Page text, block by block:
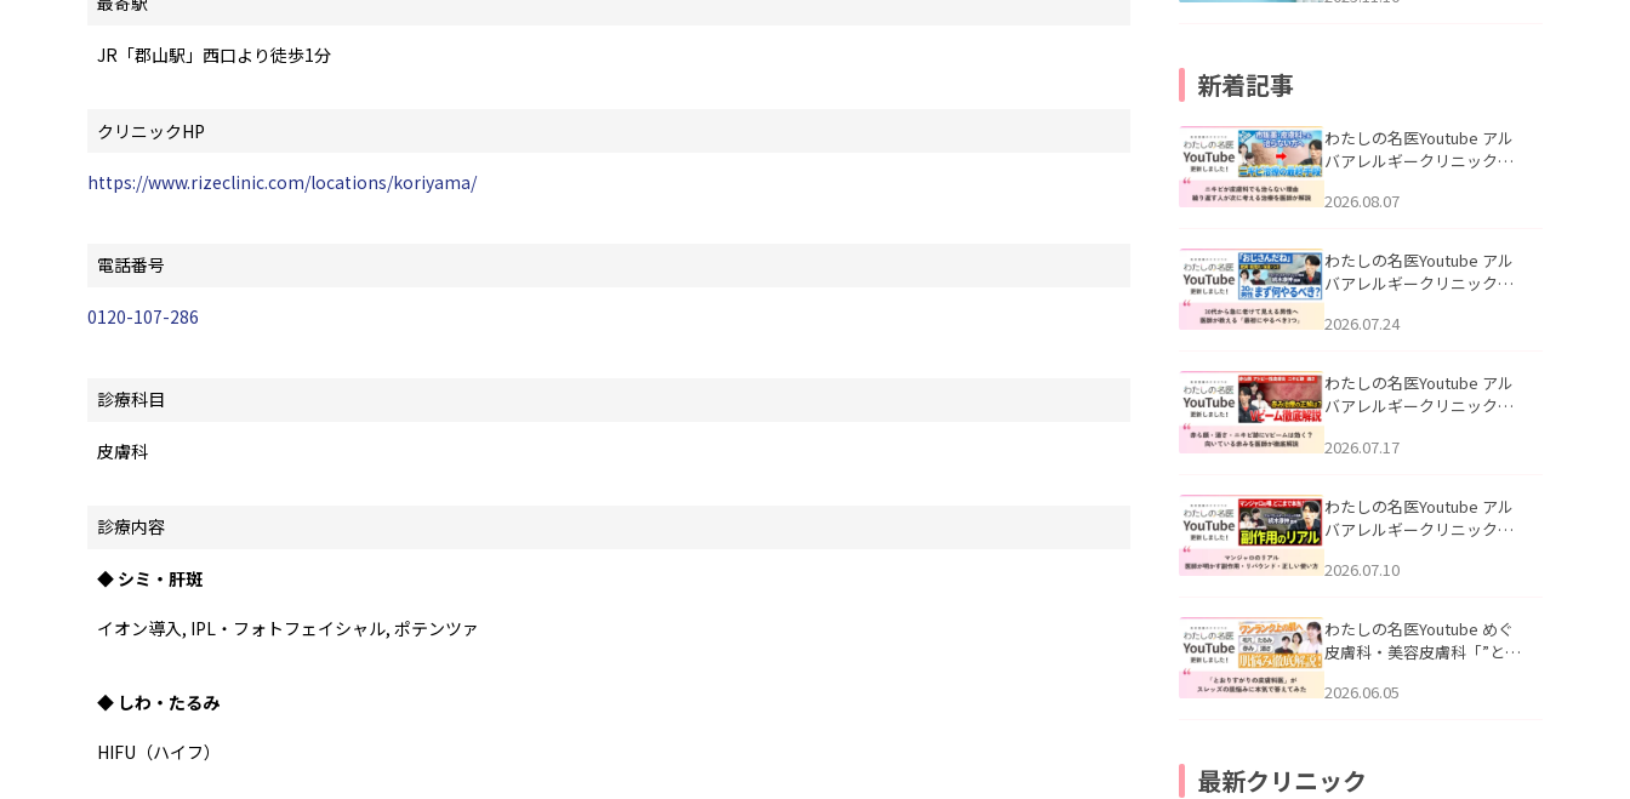
JR「郡山駅」西口より徒歩1分
クリニックHP
https://www.rizeclinic.com/locations/koriyama/
電話番号
0120-107-286
診療科目
皮膚科
診療内容
◆ シミ・肝斑
イオン導入, IPL・フォトフェイシャル, ポテンツァ
◆ しわ・たるみ
HIFU（ハイフ）
新着記事
わたしの名医Youtube アル
バアレルギークリニック札
らない理由｜繰り返す人が
説」を公開いたしました。
2026.08.07
わたしの名医Youtube アル
バアレルギークリニック札
える男性へ｜医師が教える
公開いたしました。
2026.07.24
わたしの名医Youtube アル
バアレルギークリニック札
跡にVビームは効く？向いて
説」を公開いたしました。
2026.07.17
わたしの名医Youtube アル
バアレルギークリニック札
医師が明かす副作用・リバ
公開いたしました。
2026.07.10
わたしの名医Youtube めぐ
皮膚科・美容皮膚科「”とお
ッズの肌悩みに本気で答え
2026.06.05
最新クリニック